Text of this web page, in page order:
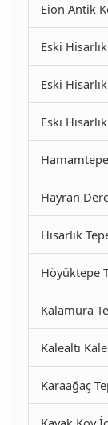
Eion Antik
Eski
Eski
Eski
Hayran
Hisarlık
Höyüktepe
Kalamura
Kalealtı
Karaağaç